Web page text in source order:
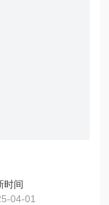
时间
04-01